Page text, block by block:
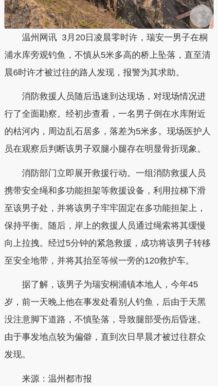
温州网讯 3月20日凌晨零时许，瑞安一男子在桐
浦水库旁观钓鱼，不慎从5米多高的桥上坠落，直至清
晨6时许才被过往的路人发现，报警为其求助。
消防救援人员随后迅速到达现场，对现场情况进
行了全面勘察。经初步查看，一名男子倒在水库附近
的枯河内，周边乱石居多，落差为5米多。现场医护人
员在观察后判断该男子双腿小腿存在明显骨折现象。
消防部门立即展开救援行动。一组消防救援人员
携带安全绳和多功能担架等救援设备，利用拉梯下滑
至该男子处，并将该男子牢牢固定在多功能担架上，
保持平衡。随后，岸上的救援人员通过绳索将其缓慢
向上拉拽。经过5分钟的紧急救援，成功将该男子转移
至安全地带，并将其抬至等候一旁的120救护车。
据了解，该男子为瑞安桐浦镇本地人，今年45
岁，前一天晚上他在事发处看别人钓鱼，后由于天黑
没注意脚下道路，不慎坠落，导致腿部受伤后昏迷。
由于事发地点较为偏僻，直到次日早晨才被过往群众
发现。
来源：温州都市报